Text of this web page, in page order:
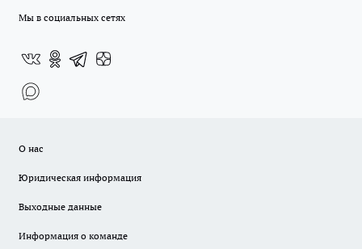
Мы в социальных сетях
О нас
Юридическая информация
Выходные данные
Информация о команде